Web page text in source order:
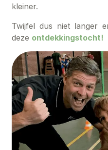
kleiner.
Twijfel dus niet langer
deze ontdekkingstocht!